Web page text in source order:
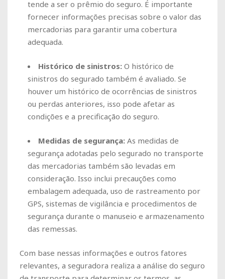
tende a ser o prêmio do seguro. É importante
fornecer informações precisas sobre o valor das
mercadorias para garantir uma cobertura
adequada.
Histórico de sinistros: O histórico de
sinistros do segurado também é avaliado. Se
houver um histórico de ocorrências de sinistros
ou perdas anteriores, isso pode afetar as
condições e a precificação do seguro.
Medidas de segurança: As medidas de
segurança adotadas pelo segurado no transporte
das mercadorias também são levadas em
consideração. Isso inclui precauções como
embalagem adequada, uso de rastreamento por
GPS, sistemas de vigilância e procedimentos de
segurança durante o manuseio e armazenamento
das remessas.
Com base nessas informações e outros fatores
relevantes, a seguradora realiza a análise do seguro